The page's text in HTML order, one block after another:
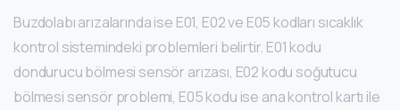
Buzdolabı arızalarında ise E01, E02 ve E05 kodları sıcaklık
kontrol sistemindeki problemleri belirtir. E01 kodu
dondurucu bölmesi sensör arızası, E02 kodu soğutucu
bölmesi sensör problemi, E05 kodu ise ana kontrol kartı ile